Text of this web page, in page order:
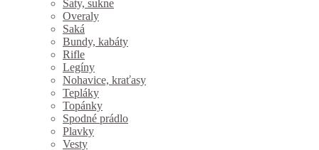
Šaty, sukne
Overaly
Saká
Bundy, kabáty
Rifle
Legíny
Nohavice, kraťasy
Tepláky
Topánky
Spodné prádlo
Plavky
Vesty